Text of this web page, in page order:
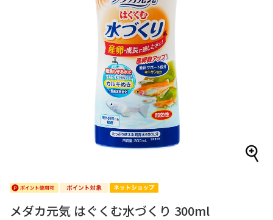
メダカ元気 はぐくむ水づくり 300ml